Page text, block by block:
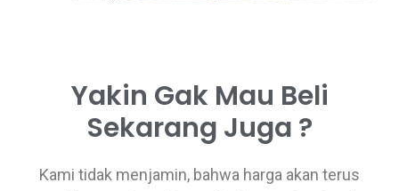
Yakin Gak Mau Beli
Sekarang Juga ?
Kami tidak menjamin, bahwa harga akan terus